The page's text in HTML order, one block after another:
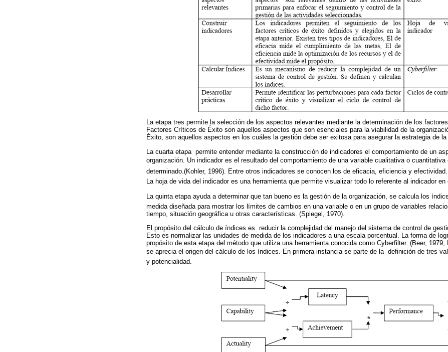
La etapa tres permite la selección de los aspectos relevantes mediante la determinación de los
Factores Críticos de Éxito son aquellos aspectos que son esenciales para la viabilidad de la
Éxito, son aquellos aspectos en los cuáles la gestión debe ser exitosa para asegurar la estrategia de
La cuarta etapa permite entender mediante la construcción de indicadores el comportamiento de un
organización. Un indicador es el resultado del comportamiento de una variable cualitativa o
determinado.(Kohler, 1996). Entre otros indicadores se conocen los de eficacia, eficiencia y
La hoja de vida del indicador es una herramienta que permite visualizar todo lo referente al indicador en
La quinta etapa ayuda a determinar que tan bueno es la gestión de la organización, se calcula los
medida diseñada para mostrar los límites de cambios en una variable o en un grupo de variables
tiempo, situación geográfica u otras características. (Spiegel, 1970).
El propósito del cálculo de índices es reducir la complejidad del manejo del sistema de control de
Esto es normalizar las unidades de medida de los indicadores a una escala porcentual. La forma de
propósito de esta etapa del método que utiliza una herramienta conocida como Cyberfilter. (Beer, 1979,
se aprecia el origen del cálculo de los índices. En primera instancia se parte de la definición de tres
y potencialidad.